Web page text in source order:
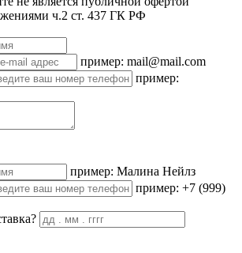
ч.2 ст. 437 ГК РФ
пример: mail@mail.com
пример:
пример: Малина Нейлз
пример: +7 (999)